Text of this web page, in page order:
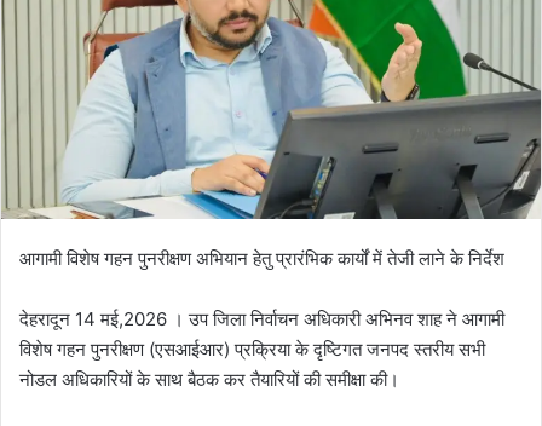
a
l
आगामी विशेष गहन पुनरीक्षण अभियान हेतु प्रारंभिक कार्यों में तेजी लाने के निर्देश
देहरादून 14 मई,2026 । उप जिला निर्वाचन अधिकारी अभिनव शाह ने आगामी
विशेष गहन पुनरीक्षण (एसआईआर) प्रक्रिया के दृष्टिगत जनपद स्तरीय सभी
नोडल अधिकारियों के साथ बैठक कर तैयारियों की समीक्षा की।